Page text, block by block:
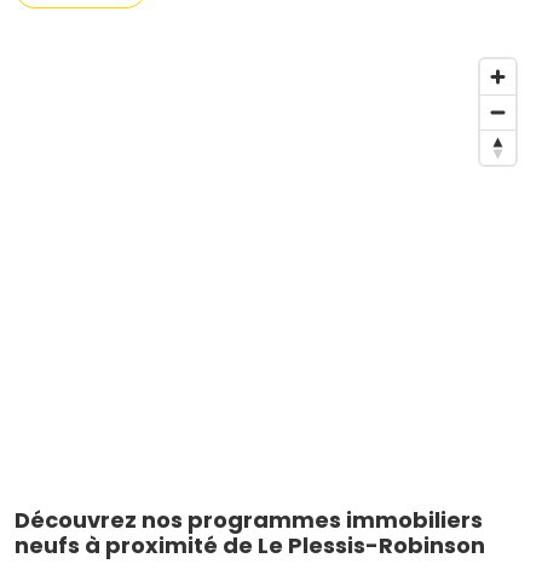
Découvrez nos programmes immobiliers
neufs à proximité de Le Plessis-Robinson